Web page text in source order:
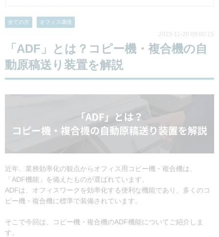
全ての方 オフィス環境
2023-11-20 09:00:15
「ADF」とは？コピー機・複合機の自
動原稿送り装置を解説
近年、業務効率化の観点からオフィス用コピー機・複合機は、
「ADF機能」を備えたものが選ばれています。
ADFは、オフィスワークを効率化する便利な機能であり、多くのコ
ピー機・複合機に標準で装備されています。
そこで今回は、コピー機・複合機のADF機能についてご紹介しま
す。